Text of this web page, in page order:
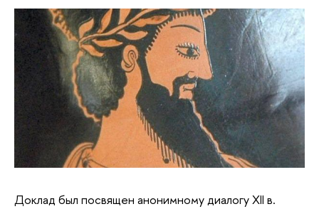
Доклад был посвящен анонимному диалогу XII в.